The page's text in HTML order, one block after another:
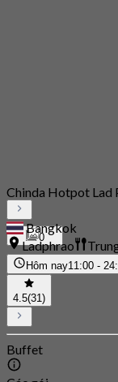
0
Chinda Hotpot Lad
Bangkok
Ladphrao
Hôm nay11:00 -
4.5(31)
Buffet